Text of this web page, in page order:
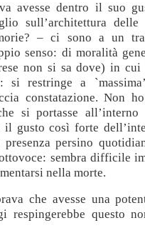
avesse dentro il suo
sull’architettura
– ci sono a un
senso: di moralità
non si sa dove) in
si restringe a
constatazione. Non
si portasse
il gusto così forte
persino
sembra difficile
nella morte.
che avesse una
respingerebbe questo